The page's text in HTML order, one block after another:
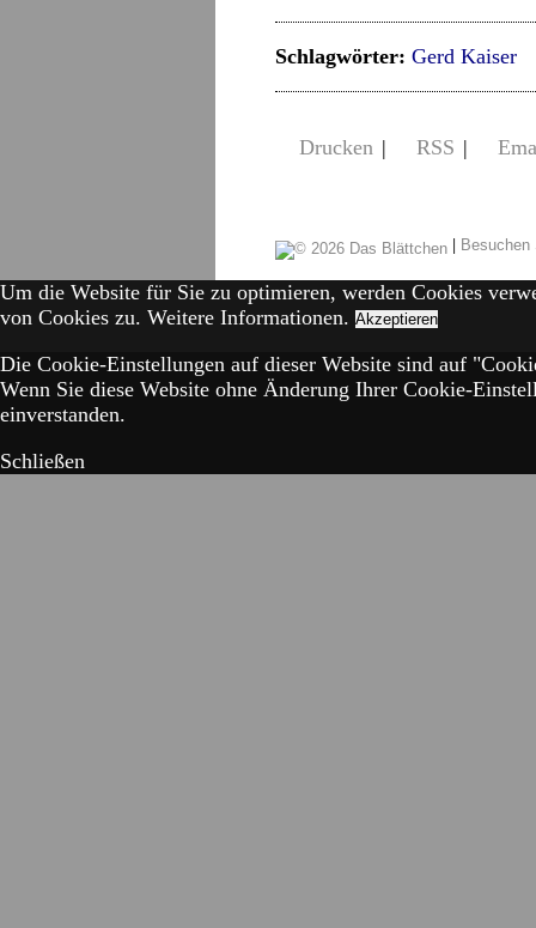
Schlagwörter: Gerd Kaiser
Drucken | RSS |
|
Um die Website für Sie zu optimieren, werden Cookies
von Cookies zu. Weitere Informationen. Akzeptieren
Die Cookie-Einstellungen auf dieser Website sind auf
Wenn Sie diese Website ohne Änderung Ihrer Cookie-
einverstanden.
Schließen